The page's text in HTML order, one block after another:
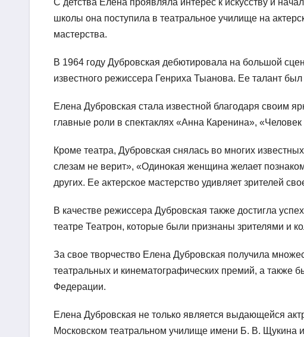
С детства Елена проявляла интерес к искусству и
школы она поступила в театральное училище на
мастерства.
В 1964 году Дубровская дебютировала на большой
известного режиссера Генриха Тыанова. Ее талант
Елена Дубровская стала известной благодаря своим
главные роли в спектаклях «Анна Каренина»,
Кроме театра, Дубровская снялась во многих
слезам не верит», «Одинокая женщина желает
других. Ее актерское мастерство удивляет зрителей
В качестве режиссера Дубровская также достигла
театре Театрон, которые были признаны зрителями и
За свое творчество Елена Дубровская получила
театральных и кинематографических премий, а также
Федерации.
Елена Дубровская не только является выдающейся
Московском театральном училище имени Б. В. Щукина